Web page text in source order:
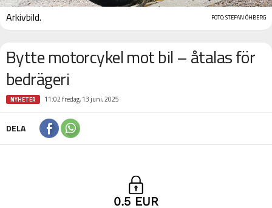
FOTO: STEFAN ÖHBERG
Arkivbild.
Bytte motorcykel mot bil – åtalas för
bedrägeri
NYHETER 11:02 fredag, 13 juni, 2025
DELA